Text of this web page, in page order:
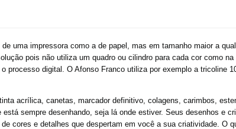
uma impressora como a de papel, mas em tamanho maior a
pois não utiliza um quadro ou cilindro para cada cor como
digital. O Afonso Franco utiliza por exemplo a tricoline
acrílica, canetas, marcador definitivo, colagens, carimbos,
sempre desenhando, seja lá onde estiver. Seus desenhos e
cores e detalhes que despertam em você a sua criatividade. O